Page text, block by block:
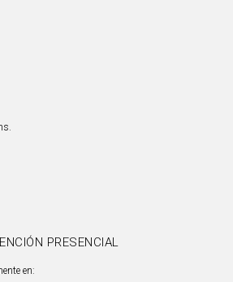
PRESENCIAL
en: